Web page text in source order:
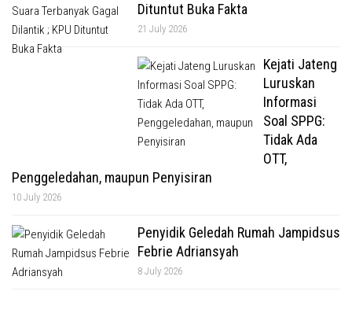
Dituntut Buka Fakta
21 July 2026
Kejati Jateng
Luruskan
Informasi
Soal SPPG:
Tidak Ada
OTT,
Penggeledahan, maupun Penyisiran
10 July 2026
Penyidik Geledah Rumah Jampidsus
Febrie Adriansyah
8 July 2026